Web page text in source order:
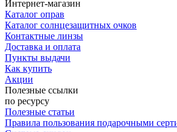
Интернет-магазин
Каталог оправ
Каталог солнцезащитных очков
Контактные линзы
Доставка и оплата
Пункты выдачи
Как купить
Акции
Полезные ссылки
по ресурсу
Полезные статьи
Правила пользования подарочными